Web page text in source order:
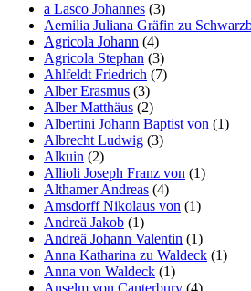
a Lasco Johannes (3)
Aemilia Juliana Gräfin zu
Agricola Johann (4)
Agricola Stephan (3)
Ahlfeldt Friedrich (7)
Alber Erasmus (3)
Alber Matthäus (2)
Albertini Johann Baptist von (1)
Albrecht Ludwig (3)
Alkuin (2)
Allioli Joseph Franz von (1)
Althamer Andreas (4)
Amsdorff Nikolaus von (1)
Andreä Jakob (1)
Andreä Johann Valentin (1)
Anna Katharina zu Waldeck (1)
Anna von Waldeck (1)